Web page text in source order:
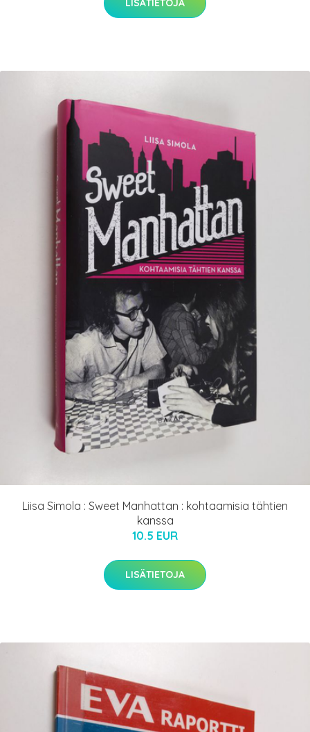
LISÄTIETOJA
Liisa Simola : Sweet Manhattan : kohtaamisia tähtien
kanssa
10.5 EUR
LISÄTIETOJA